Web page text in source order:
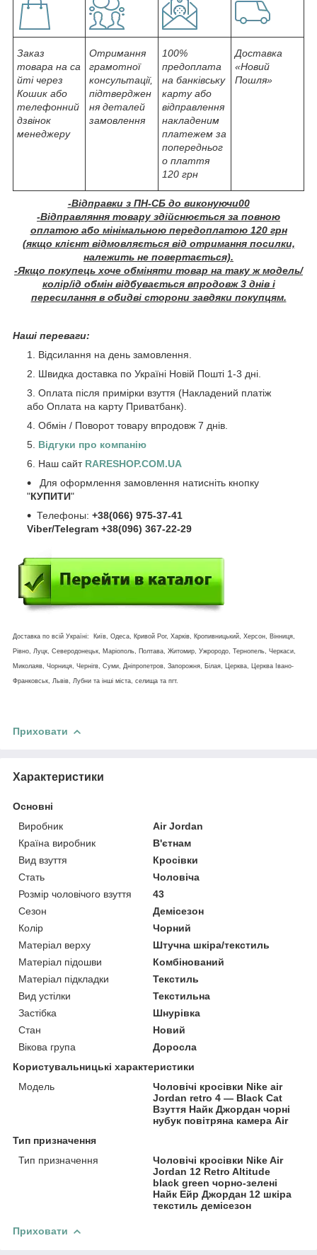
Заказ
товара на са
йті через
Кошик або
телефонний
дзвінок
менеджеру
Отримання
грамотної
консультації,
підтверджен
ня деталей
замовлення
100%
предоплата
на банківську
карту або
відправлення
накладеним
платежем за
попередньог
о плаття
120 грн
Доставка
«Новий
Пошля»
-Відправки з ПН-СБ до виконуючи00
-Відправляння товару здійснюється за повною
оплатою або мінімальною передоплатою 120 грн
(якщо клієнт відмовляється від отримання посилки,
належить не повертається).
-Якщо покупець хоче обміняти товар на таку ж модель/
колір/ід обмін відбувається впродовж 3 днів і
пересилання в обидві сторони завдяки покупцям.
Наші переваги:
Відсилання на день замовлення.
Швидка доставка по Україні Новій Пошті 1-3 дні.
Оплата після примірки взуття (Накладений платіж
або Оплата на карту Приватбанк).
Обмін / Поворот товару впродовж 7 днів.
Відгуки про компанію
Наш сайт RARESHOP.COM.UA
Для оформлення замовлення натисніть кнопку
"КУПИТИ"
Телефоны: +38(066) 975-37-41
Viber/Telegram +38(096) 367-22-29
Доставка по всій Україні: Київ, Одеса, Кривой Рог, Харків, Кропивницький, Херсон, Вінниця,
Рівно, Луцк, Северодонецьк, Маріополь, Полтава, Житомир, Ужрородо, Тернопель, Черкаси,
Миколаяв, Чорниця, Чернігв, Суми, Дніпропетров, Запорожня, Білая, Церква, Церква Івано-
Франковськ, Львів, Лубни та інші міста, селища та пгт.
Приховати
Характеристики
Основні
Виробник
Air Jordan
Країна виробник
В'єтнам
Вид взуття
Кросівки
Стать
Чоловіча
Розмір чоловічого взуття
43
Сезон
Демісезон
Колір
Чорний
Матеріал верху
Штучна шкіра/текстиль
Матеріал підошви
Комбінований
Матеріал підкладки
Текстиль
Вид устілки
Текстильна
Застібка
Шнурівка
Стан
Новий
Вікова група
Доросла
Користувальницькі характеристики
Модель
Чоловічі кросівки Nike air
Jordan retro 4 — Black Cat
Взуття Найк Джордан чорні
нубук повітряна камера Air
Тип призначення
Тип призначення
Чоловічі кросівки Nike Air
Jordan 12 Retro Altitude
black green чорно-зелені
Найк Ейр Джордан 12 шкіра
текстиль демісезон
Приховати